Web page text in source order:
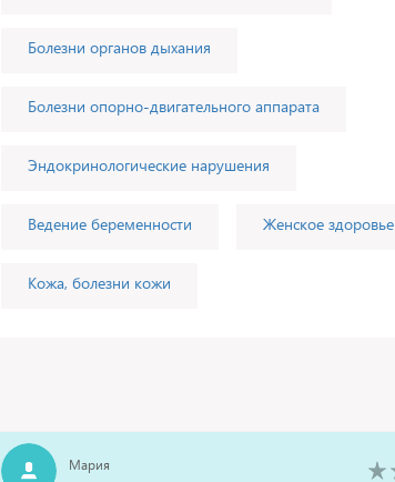
Болезни органов дыхания
Болезни опорно-двигательного аппарата
Эндокринологические нарушения
Ведение беременности Женское здоровье
Кожа, болезни кожи
Мария